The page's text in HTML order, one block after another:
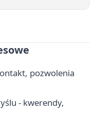
pozwolenia
- kwerendy,